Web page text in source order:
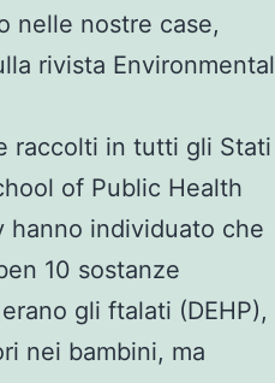
nelle nostre case,
rivista Environmental
raccolti in tutti gli Stati
of Public Health
hanno individuato che
10 sostanze
gli ftalati (DEHP),
nei bambini, ma